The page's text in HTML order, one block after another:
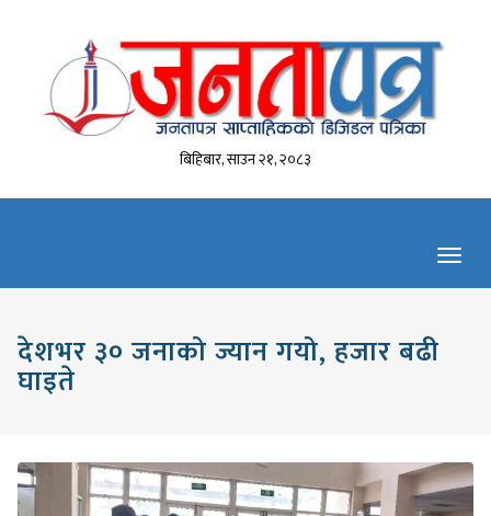
बिहिबार, साउन २१, २०८३
देशभर ३० जनाको ज्यान गयो, हजार बढी
घाइते